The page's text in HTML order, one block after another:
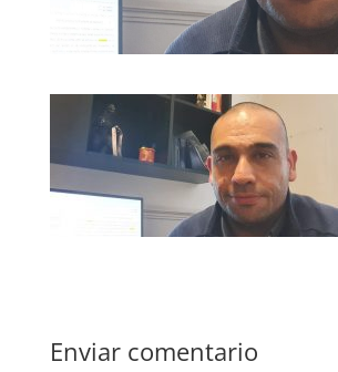
Enviar comentario